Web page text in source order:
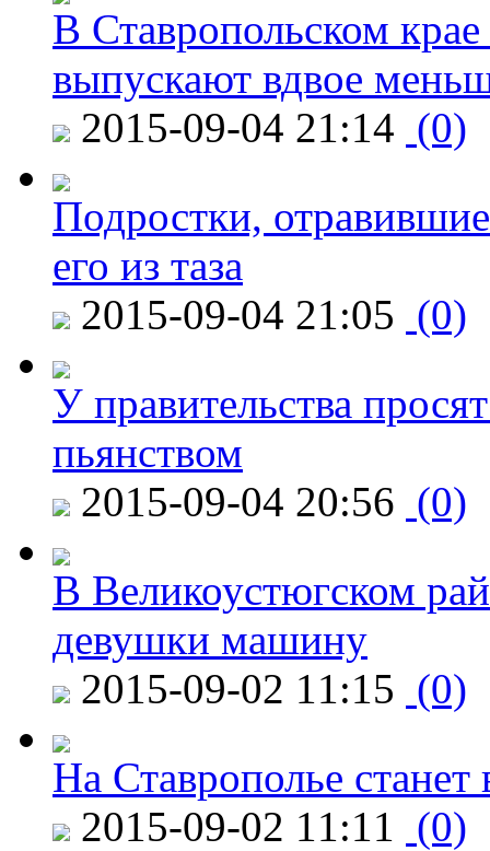
В Ставропольском
выпускают вдвое
2015-09-04 21:14 (0)
Подростки,
его из таза
2015-09-04 21:05 (0)
У правительства
пьянством
2015-09-04 20:56 (0)
В Великоустюгском
девушки машину
2015-09-02 11:15 (0)
На Ставрополье
2015-09-02 11:11 (0)